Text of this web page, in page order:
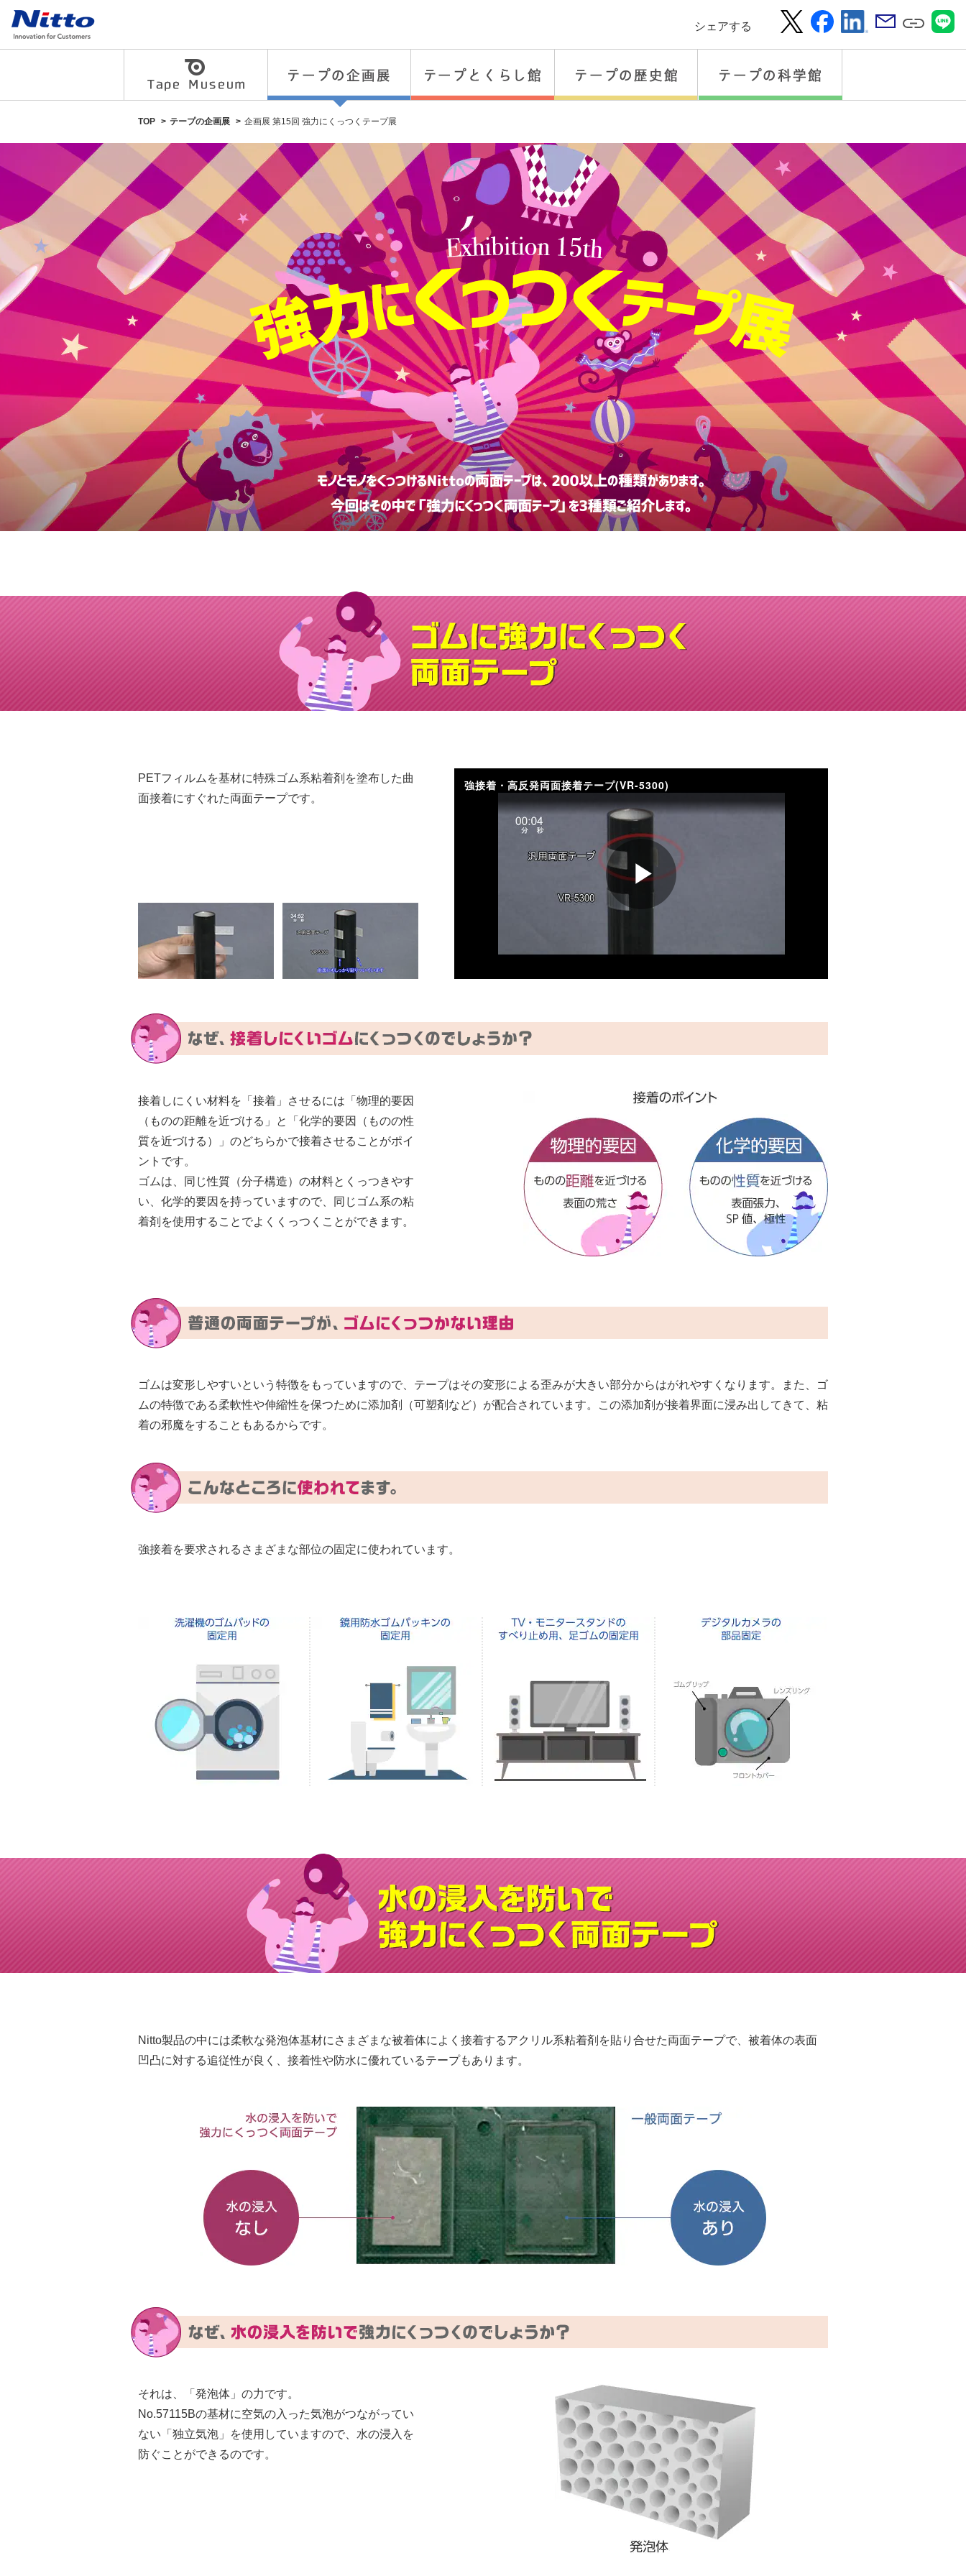
粘
テ
ー
プ
の
総
合
サ
イ
シェアする
TOP テープの企画展 企画展 第15回 強力にくっつくテープ展
PETフィルムを基材に特殊ゴム系粘着剤を塗布した曲
面接着にすぐれた両面テープです。
接着しにくい材料を「接着」させるには「物理的要因
（ものの距離を近づける」と「化学的要因（ものの性
質を近づける）」のどちらかで接着させることがポイ
ントです。
ゴムは、同じ性質（分子構造）の材料とくっつきやす
い、化学的要因を持っていますので、同じゴム系の粘
着剤を使用することでよくくっつくことができます。
ゴムは変形しやすいという特徴をもっていますので、テープはその変形による歪みが大きい部分からはがれやすくなります。また、ゴ
ムの特徴である柔軟性や伸縮性を保つために添加剤（可塑剤など）が配合されています。この添加剤が接着界面に浸み出してきて、粘
着の邪魔をすることもあるからです。
強接着を要求されるさまざまな部位の固定に使われています。
Nitto製品の中には柔軟な発泡体基材にさまざまな被着体によく接着するアクリル系粘着剤を貼り合せた両面テープで、被着体の表面
凹凸に対する追従性が良く、接着性や防水に優れているテープもあります。
それは、「発泡体」の力です。
No.57115Bの基材に空気の入った気泡がつながってい
ない「独立気泡」を使用していますので、水の浸入を
防ぐことができるのです。